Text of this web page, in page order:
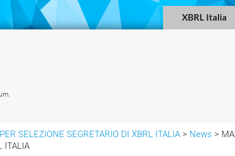
XBRL Italia
SELEZIONE SEGRETARIO DI XBRL ITALIA > News >
ITALIA